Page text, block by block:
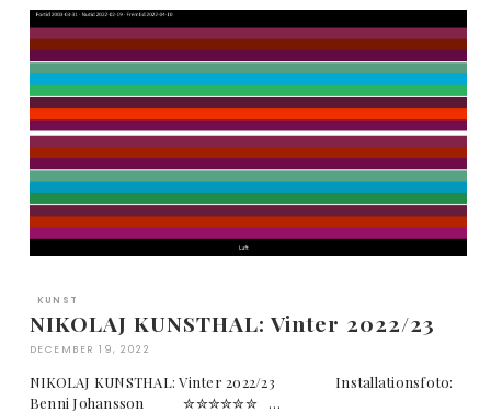
KUNST
NIKOLAJ KUNSTHAL: Vinter 2022/23
DECEMBER 19, 2022
NIKOLAJ KUNSTHAL: Vinter 2022/23 Installationsfoto:
Benni Johansson ✮✮✮✮✮✮ …